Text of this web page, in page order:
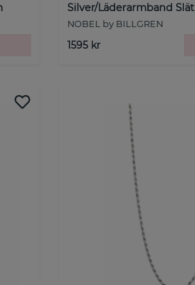
Silver/Läderarmband Slät
NOBEL by BILLGREN
1595 kr